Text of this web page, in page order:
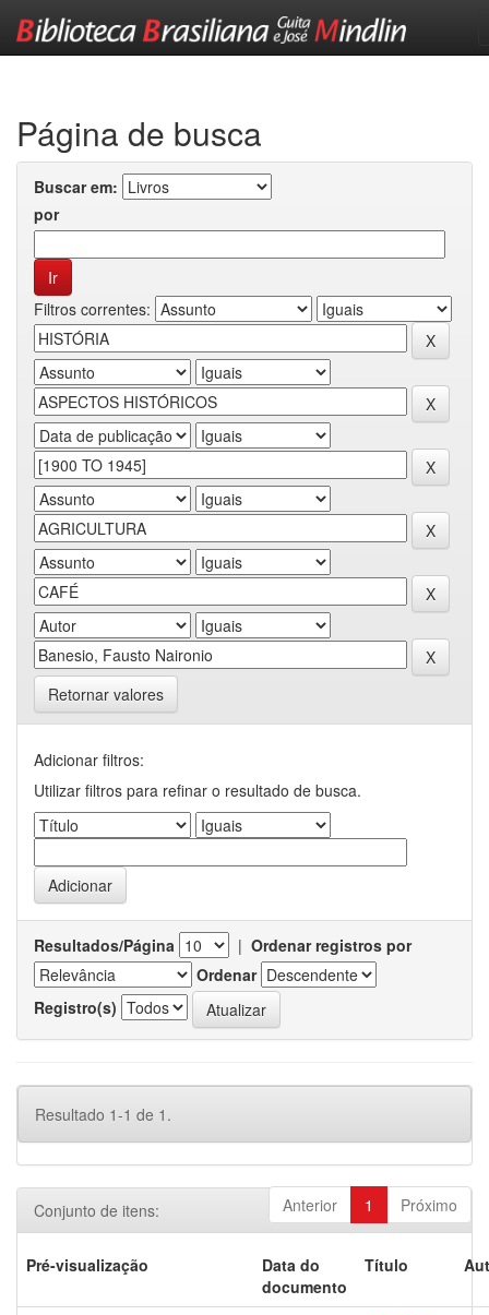
Página de busca
Buscar em:
por
Filtros correntes:
Retornar valores
Adicionar filtros:
Utilizar filtros para refinar o resultado de busca.
Resultados/Página | Ordenar registros por
Ordenar
Registro(s)
Resultado 1-1 de 1.
Anterior 1 Próximo
Conjunto de itens:
Pré-visualização
Data do
documento
Título